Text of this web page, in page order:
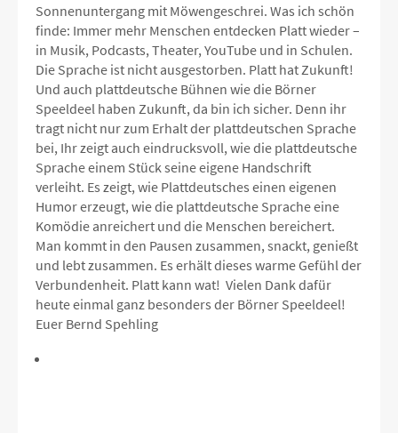
Sonnenuntergang mit Möwengeschrei. Was ich schön
finde: Immer mehr Menschen entdecken Platt wieder –
in Musik, Podcasts, Theater, YouTube und in Schulen.
Die Sprache ist nicht ausgestorben. Platt hat Zukunft!
Und auch plattdeutsche Bühnen wie die Börner
Speeldeel haben Zukunft, da bin ich sicher. Denn ihr
tragt nicht nur zum Erhalt der plattdeutschen Sprache
bei, Ihr zeigt auch eindrucksvoll, wie die plattdeutsche
Sprache einem Stück seine eigene Handschrift
verleiht. Es zeigt, wie Plattdeutsches einen eigenen
Humor erzeugt, wie die plattdeutsche Sprache eine
Komödie anreichert und die Menschen bereichert.
Man kommt in den Pausen zusammen, snackt, genießt
und lebt zusammen. Es erhält dieses warme Gefühl der
Verbundenheit. Platt kann wat! Vielen Dank dafür
heute einmal ganz besonders der Börner Speeldeel!
Euer Bernd Spehling